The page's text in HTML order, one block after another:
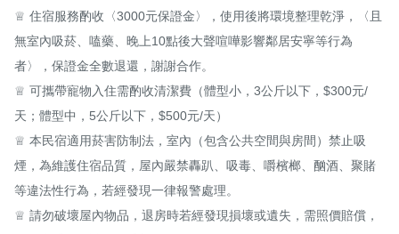
♕ 住宿服務酌收〈3000元保證金〉，使用後將環境整理乾淨，〈且
無室內吸菸、嗑藥、晚上10點後大聲喧嘩影響鄰居安寧等行為
者〉，保證金全數退還，謝謝合作。
♕ 可攜帶寵物入住需酌收清潔費（體型小，3公斤以下，$300元/
天；體型中，5公斤以下，$500元/天）
♕ 本民宿適用菸害防制法，室內（包含公共空間與房間）禁止吸
煙，為維護住宿品質，屋內嚴禁轟趴、吸毒、嚼檳榔、酗酒、聚賭
等違法性行為，若經發現一律報警處理。
♕ 請勿破壞屋內物品，退房時若經發現損壞或遺失，需照價賠償，